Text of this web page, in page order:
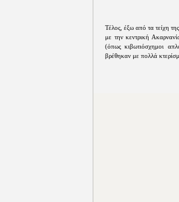
Τέλος, έξω από τα τείχη
με την κεντρική
(όπως κιβωτιόσχημοι
βρέθηκαν με πολλά